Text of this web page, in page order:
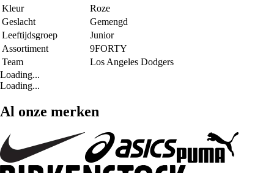
Kleur
Roze
Geslacht
Gemengd
Leeftijdsgroep
Junior
Assortiment
9FORTY
Team
Los Angeles Dodgers
Loading...
Loading...
Al onze merken